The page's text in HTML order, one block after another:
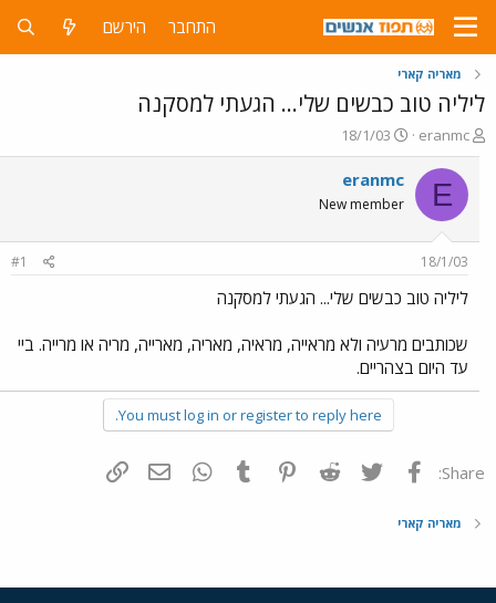
התחבר הירשם
מאריה קארי
ליליה טוב כבשים שלי... הגעתי למסקנה
פ
ו
ת
ח
ה
ש
א
eranmc
פ
ו
ר
ס
ם
ר
18/1/03
E
eranmc
New member
18/1/03
#1
ליליה טוב כבשים שלי... הגעתי למסקנה
שכותבים מרעיה ולא מראייה, מראיה, מאריה, מארייה, מריה או מרייה. ביי
עד היום בצהריים.
You must log in or register to reply here.
Share: פייסבוק Twitter
Reddit
Pinterest
Tumblr
WhatsAppדואר אלקטרוני
מאריה קארי